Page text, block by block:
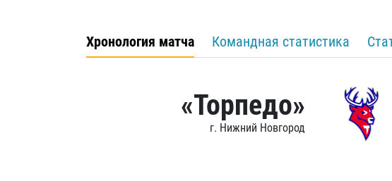
Хронология матча Командная статистика
«Торпедо»
г. Нижний Новгород